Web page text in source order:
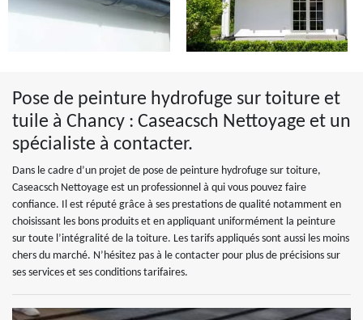
Pose de peinture hydrofuge sur toiture et
tuile à Chancy : Caseacsch Nettoyage et un
spécialiste à contacter.
Dans le cadre d’un projet de pose de peinture hydrofuge sur toiture,
Caseacsch Nettoyage est un professionnel à qui vous pouvez faire
confiance. Il est réputé grâce à ses prestations de qualité notamment en
choisissant les bons produits et en appliquant uniformément la peinture
sur toute l’intégralité de la toiture. Les tarifs appliqués sont aussi les moins
chers du marché. N’hésitez pas à le contacter pour plus de précisions sur
ses services et ses conditions tarifaires.